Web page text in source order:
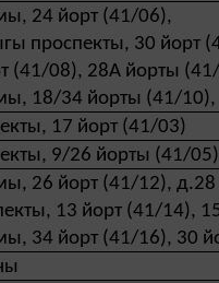
24 йорт (41/06),
проспекты, 30 йорт
(41/08), 28А йорты
18/34 йорты (41/10),
17 йорт (41/03)
9/26 йорты (41/05)
26 йорт (41/12),
13 йорт (41/14),
34 йорт (41/16), 30